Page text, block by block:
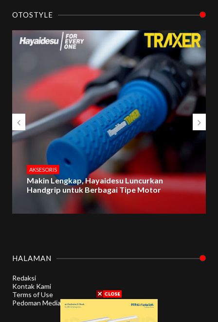
OTOSTYLE
AKSESORIS
Makin Lengkap, Hayaidesu Luncurkan
Handgrip untuk Berbagai Tipe Motor
HALAMAN
Redaksi
Kontak Kami
Terms of Use
Pedoman Media Siber